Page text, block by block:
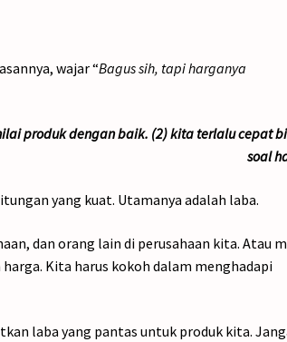
wajar “Bagus sih, tapi harganya
produk dengan baik. (2) kita terlalu cepat
soal
yang kuat. Utamanya adalah laba.
dan orang lain di perusahaan kita. Atau
Kita harus kokoh dalam menghadapi
laba yang pantas untuk produk kita.